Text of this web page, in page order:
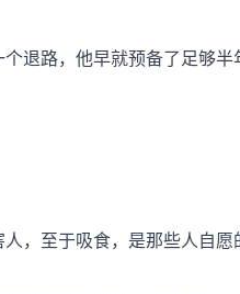
退路，他早就预备了足够半
，至于吸食，是那些人自愿